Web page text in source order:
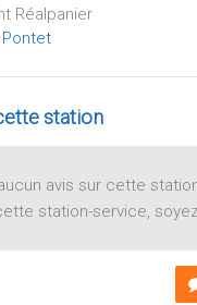
Réalpanier
station
avis sur cette
station-service,